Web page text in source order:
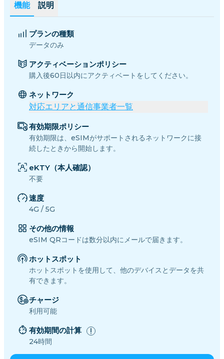
機能 説明
プランの種類
データのみ
アクティベーションポリシー
購入後60日以内にアクティベートをしてください。
ネットワーク
対応エリアと通信事業者一覧
有効期限ポリシー
有効期限は、eSIMがサポートされるネットワークに接
続したときから開始します。
eKTY（本人確認）
不要
速度
4G / 5G
その他の情報
eSIM QRコードは数分以内にメールで届きます。
ホットスポット
ホットスポットを使用して、他のデバイスとデータを共
有できます。
チャージ
利用可能
有効期間の計算
24時間